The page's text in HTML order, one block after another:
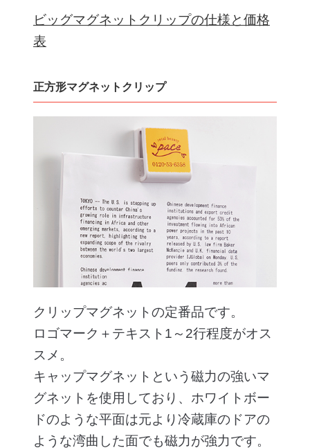
ビッグマグネットクリップの仕様と価格
表
正方形マグネットクリップ
クリップマグネットの定番品です。
ロゴマーク＋テキスト1～2行程度がオス
スメ。
キャップマグネットという磁力の強いマ
グネットを使用しており、ホワイトボー
ドのような平面は元より冷蔵庫のドアの
ような湾曲した面でも磁力が強力です。